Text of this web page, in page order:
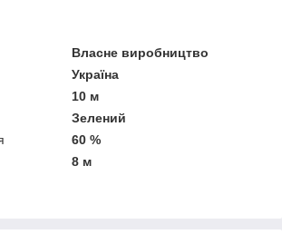
Власне виробництво
Україна
10 м
Зелений
60 %
8 м